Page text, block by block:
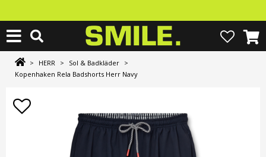
> HERR > Sol & Badkläder >
Kopenhaken Rela Badshorts Herr Navy